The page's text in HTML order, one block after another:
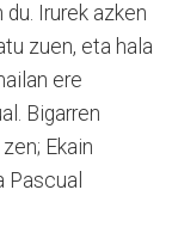
Irurek azken
zuen, eta hala
ere
Bigarren
Ekain
Pascual